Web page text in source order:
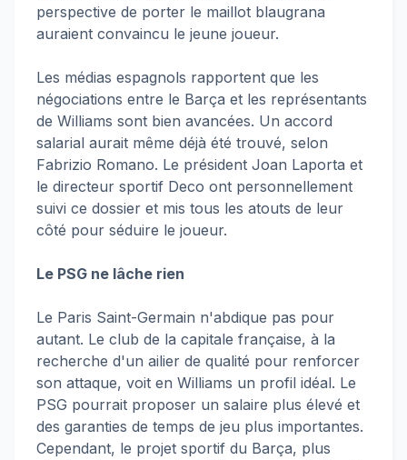
perspective de porter le maillot blaugrana
auraient convaincu le jeune joueur.
Les médias espagnols rapportent que les
négociations entre le Barça et les représentants
de Williams sont bien avancées. Un accord
salarial aurait même déjà été trouvé, selon
Fabrizio Romano. Le président Joan Laporta et
le directeur sportif Deco ont personnellement
suivi ce dossier et mis tous les atouts de leur
côté pour séduire le joueur.
Le PSG ne lâche rien
Le Paris Saint-Germain n'abdique pas pour
autant. Le club de la capitale française, à la
recherche d'un ailier de qualité pour renforcer
son attaque, voit en Williams un profil idéal. Le
PSG pourrait proposer un salaire plus élevé et
des garanties de temps de jeu plus importantes.
Cependant, le projet sportif du Barça, plus